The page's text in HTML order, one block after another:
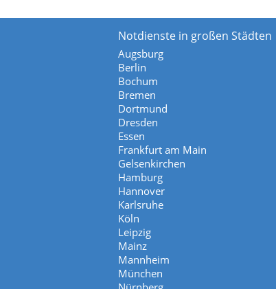
Notdienste in großen Städten
Augsburg
Berlin
Bochum
Bremen
Dortmund
Dresden
Essen
Frankfurt am Main
Gelsenkirchen
Hamburg
Hannover
Karlsruhe
Köln
Leipzig
Mainz
Mannheim
München